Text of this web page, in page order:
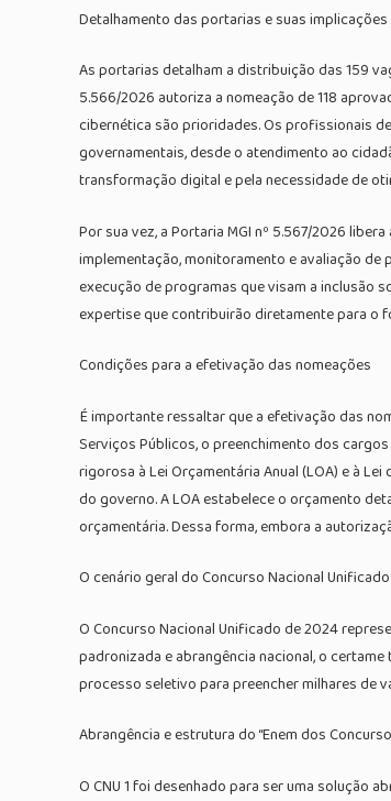
Detalhamento das portarias e suas implicações
As portarias detalham a distribuição das 159
5.566/2026 autoriza a nomeação de 118
cibernética são prioridades. Os profissionais
governamentais, desde o atendimento ao
transformação digital e pela necessidade de
Por sua vez, a Portaria MGI nº 5.567/2026
implementação, monitoramento e avaliação de
execução de programas que visam a inclusão
expertise que contribuirão diretamente para o
Condições para a efetivação das nomeações
É importante ressaltar que a efetivação das
Serviços Públicos, o preenchimento dos
rigorosa à Lei Orçamentária Anual (LOA) e à
do governo. A LOA estabelece o orçamento
orçamentária. Dessa forma, embora a
O cenário geral do Concurso Nacional Unificado
O Concurso Nacional Unificado de 2024
padronizada e abrangência nacional, o
processo seletivo para preencher milhares de
Abrangência e estrutura do “Enem dos
O CNU 1 foi desenhado para ser uma solução